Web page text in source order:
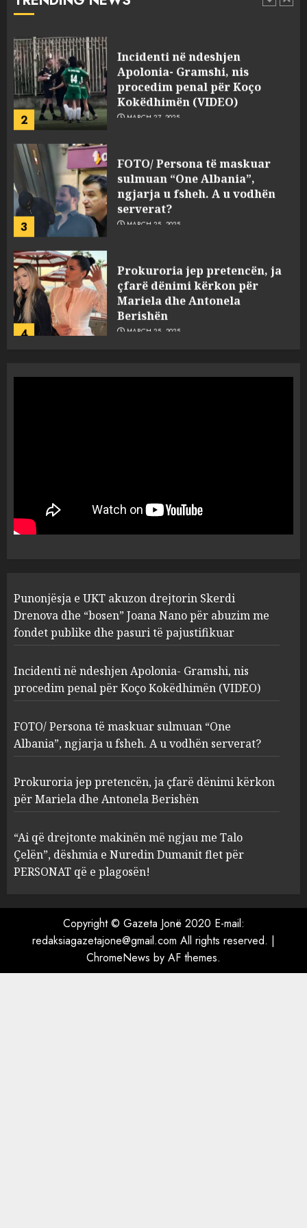
1
2
Incidenti në ndeshjen
Apolonia- Gramshi, nis
procedim penal për Koço
Kokëdhimën (VIDEO)
MARCH 27, 2025
3
FOTO/ Persona të maskuar
sulmuan “One Albania”,
ngjarja u fsheh. A u vodhën
serverat?
MARCH 25, 2025
4
Prokuroria jep pretencën, ja
çfarë dënimi kërkon për
Mariela dhe Antonela
Berishën
MARCH 25, 2025
1
“bosen” Joana Nano për
abuzim me fondet publike dhe
pasuri të pajustifikuar
2
Apolonia- Gramshi, nis
procedim penal për Koço
Kokëdhimën (VIDEO)
MARCH 27, 2025
3
FOTO/ Persona të maskuar
sulmuan “One Albania”,
ngjarja u fsheh. A u vodhën
serverat?
MARCH 25, 2025
4
Prokuroria jep pretencën, ja
çfarë dënimi kërkon për
Berishën
MARCH 25, 2025
ngjau me Talo Çelën”,
dëshmia e Nuredin Dumanit
flet për PERSONAT që e
plagosën!
Punonjësja e UKT akuzon drejtorin Skerdi
Drenova dhe “bosen” Joana Nano për abuzim me
fondet publike dhe pasuri të pajustifikuar
Incidenti në ndeshjen Apolonia- Gramshi, nis
procedim penal për Koço Kokëdhimën (VIDEO)
FOTO/ Persona të maskuar sulmuan “One
Albania”, ngjarja u fsheh. A u vodhën serverat?
Prokuroria jep pretencën, ja çfarë dënimi kërkon
për Mariela dhe Antonela Berishën
“Ai që drejtonte makinën më ngjau me Talo
Çelën”, dëshmia e Nuredin Dumanit flet për
PERSONAT që e plagosën!
Copyright © Gazeta Jonë 2020 E-mail:
redaksiagazetajone@gmail.com All rights reserved. |
ChromeNews by AF themes.